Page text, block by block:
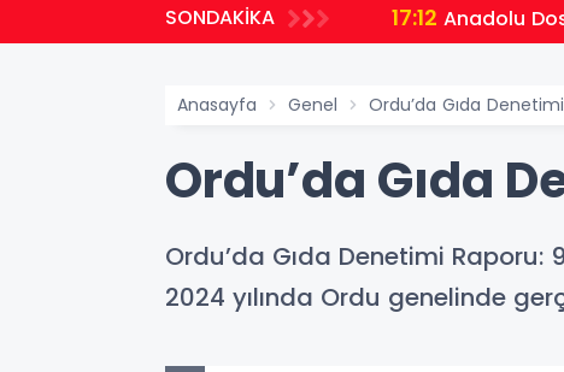
SONDAKİKA 17:12 Anadolu
Anasayfa Genel Ordu’da Gıda
Ordu’da Gıda
Ordu’da Gıda Denetimi
2024 yılında Ordu genelinde